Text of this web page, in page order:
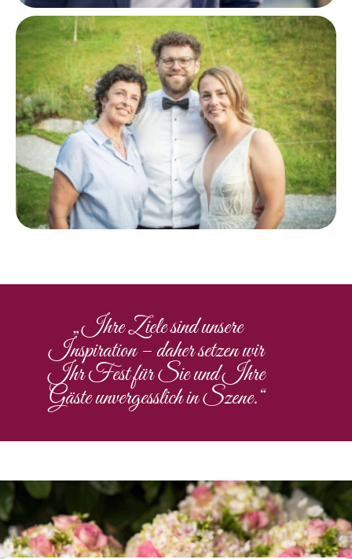
„Ihre Ziele sind unsere
Inspiration – daher setzen wir
Ihr Fest für Sie und Ihre
Gäste unvergesslich in Szene.“